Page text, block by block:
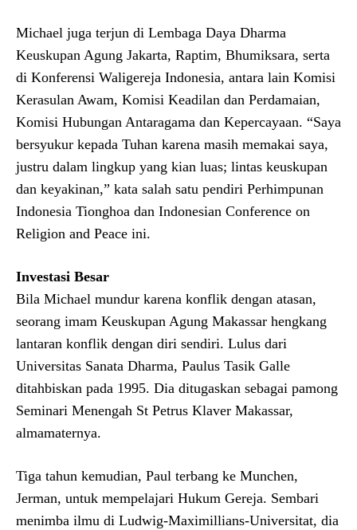
Michael juga terjun di Lembaga Daya Dharma
Keuskupan Agung Jakarta, Raptim, Bhumiksara, serta
di Konferensi Waligereja Indonesia, antara lain Komisi
Kerasulan Awam, Komisi Keadilan dan Perdamaian,
Komisi Hubungan Antaragama dan Kepercayaan. “Saya
bersyukur kepada Tuhan karena masih memakai saya,
justru dalam lingkup yang kian luas; lintas keuskupan
dan keyakinan,” kata salah satu pendiri Perhimpunan
Indonesia Tionghoa dan Indonesian Conference on
Religion and Peace ini.
Investasi Besar
Bila Michael mundur karena konflik dengan atasan,
seorang imam Keuskupan Agung Makassar hengkang
lantaran konflik dengan diri sendiri. Lulus dari
Universitas Sanata Dharma, Paulus Tasik Galle
ditahbiskan pada 1995. Dia ditugaskan sebagai pamong
Seminari Menengah St Petrus Klaver Makassar,
almamaternya.
Tiga tahun kemudian, Paul terbang ke Munchen,
Jerman, untuk mempelajari Hukum Gereja. Sembari
menimba ilmu di Ludwig-Maximillians-Universitat, dia